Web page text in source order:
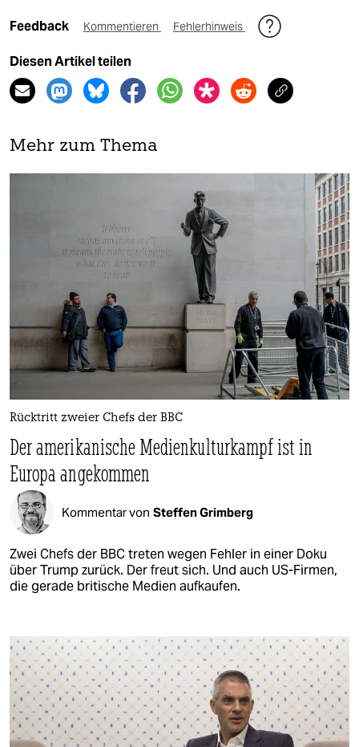
Feedback Kommentieren Fehlerhinweis
Diesen Artikel teilen
Mehr zum Thema
Rücktritt zweier Chefs der BBC
Der amerikanische Medienkulturkampf ist in
Europa angekommen
Kommentar von Steffen Grimberg
Zwei Chefs der BBC treten wegen Fehler in einer Doku
über Trump zurück. Der freut sich. Und auch US-Firmen,
die gerade britische Medien aufkaufen.